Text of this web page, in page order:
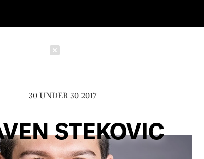
30 UNDER 30 2017
STEKOVIC